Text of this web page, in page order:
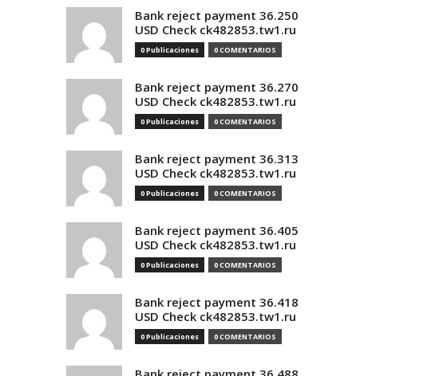
Bank reject payment 36.250
USD Check ck482853.tw1.ru
0 Publicaciones 0 COMENTARIOS
Bank reject payment 36.270
USD Check ck482853.tw1.ru
0 Publicaciones 0 COMENTARIOS
Bank reject payment 36.313
USD Check ck482853.tw1.ru
0 Publicaciones 0 COMENTARIOS
Bank reject payment 36.405
USD Check ck482853.tw1.ru
0 Publicaciones 0 COMENTARIOS
Bank reject payment 36.418
USD Check ck482853.tw1.ru
0 Publicaciones 0 COMENTARIOS